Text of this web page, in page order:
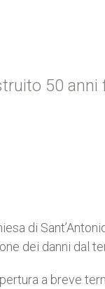
50 anni
di
dei danni dal
a breve